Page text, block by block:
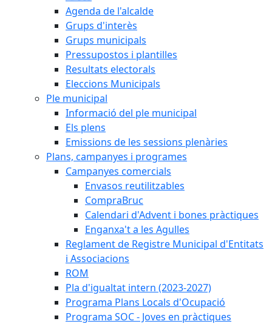
Agenda de l'alcalde
Grups d'interès
Grups municipals
Pressupostos i plantilles
Resultats electorals
Eleccions Municipals
Ple municipal
Informació del ple municipal
Els plens
Emissions de les sessions plenàries
Plans, campanyes i programes
Campanyes comercials
Envasos reutilitzables
CompraBruc
Calendari d'Advent i bones pràctiques
Enganxa't a les Agulles
Reglament de Registre Municipal d'Entitats
i Associacions
ROM
Pla d'igualtat intern (2023-2027)
Programa Plans Locals d'Ocupació
Programa SOC - Joves en pràctiques